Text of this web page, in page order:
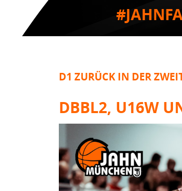
D1 ZURÜCK IN DER
DBBL2, U16W